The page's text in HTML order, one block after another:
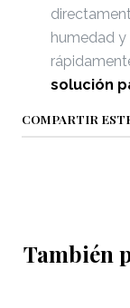
humedad
solución
COMPARTIR
También